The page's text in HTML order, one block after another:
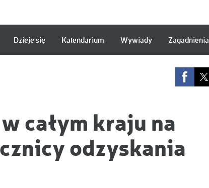
Dzieje się Kalendarium Wywiady Zagadnienia
całym kraju na
odzyskania